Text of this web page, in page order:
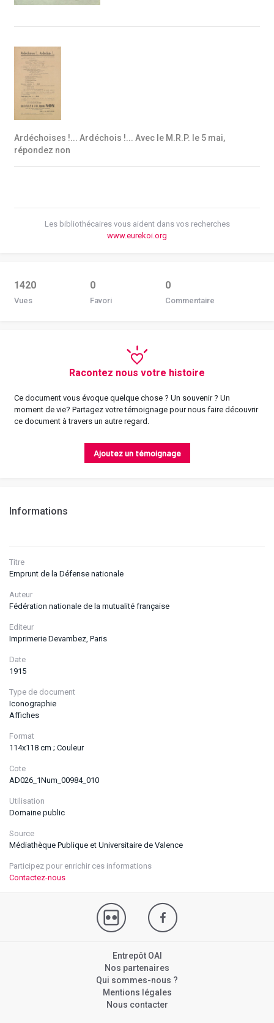
Informations
Titre
Emprunt de la Défense nationale
Auteur
Fédération nationale de la mutualité française
Editeur
Imprimerie Devambez, Paris
Date
1915
Type de document
Iconographie
Affiches
Format
114x118 cm ; Couleur
Cote
AD026_1Num_00984_010
Utilisation
Domaine public
Source
Médiathèque Publique et Universitaire de Valence
Participez pour enrichir ces informations
Contactez-nous
Ardéchoises !... Ardéchois !... Avec le M.R.P. le 5 mai,
répondez non
Les bibliothécaires vous aident dans vos recherches
www.eurekoi.org
1420
Vues
0
Favori
0
Commentaire
Racontez nous votre histoire
Ce document vous évoque quelque chose ? Un souvenir ? Un
moment de vie? Partagez votre témoignage pour nous faire découvrir
ce document à travers un autre regard.
Ajoutez un témoignage
Entrepôt OAI
Nos partenaires
Qui sommes-nous ?
Mentions légales
Nous contacter